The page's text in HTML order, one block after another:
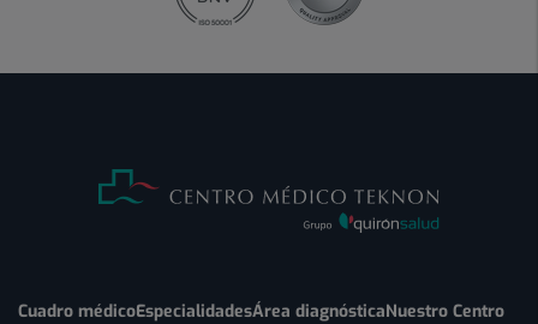
Cuadro médicoEspecialidadesÁrea diagnósticaNuestro Centro